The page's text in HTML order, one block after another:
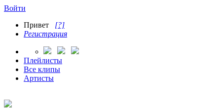
Войти
Привет [?]
Регистрация
Плейлисты
Все клипы
Артисты